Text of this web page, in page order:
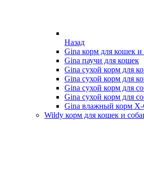
Назад
Gina корм для кошек и
Gina паучи для кошек
Gina сухой корм для
Gina сухой корм для
Gina сухой корм для
Gina сухой корм для
Gina влажный корм
Wildy корм для кошек и